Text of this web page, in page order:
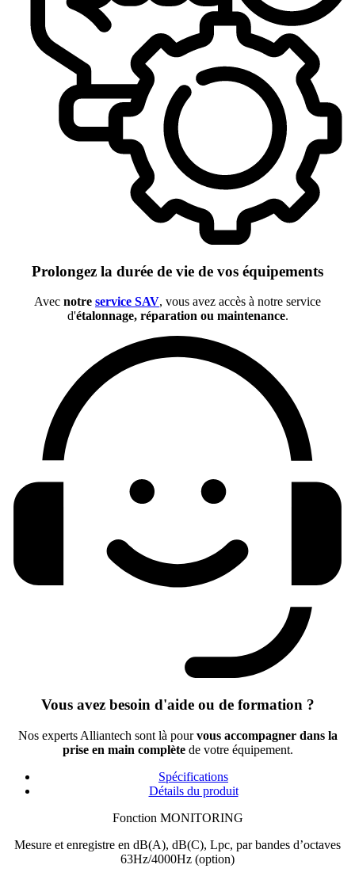
Prolongez la durée de vie de vos équipements
Avec notre service SAV, vous avez accès à notre service
d'étalonnage, réparation ou maintenance.
Vous avez besoin d'aide ou de formation ?
Nos experts Alliantech sont là pourvous accompagner dans la
prise en main complètede votre équipement.
Spécifications
Détails du produit
Fonction MONITORING
Mesure et enregistre en dB(A), dB(C), Lpc, par bandes d’octaves
63Hz/4000Hz (option)